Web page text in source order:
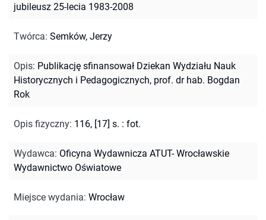
jubileusz 25-lecia 1983-2008
Twórca: Semków, Jerzy
Opis: Publikację sfinansował Dziekan Wydziału Nauk
Historycznych i Pedagogicznych, prof. dr hab. Bogdan
Rok
Opis fizyczny: 116, [17] s. : fot.
Wydawca: Oficyna Wydawnicza ATUT- Wrocławskie
Wydawnictwo Oświatowe
Miejsce wydania: Wrocław